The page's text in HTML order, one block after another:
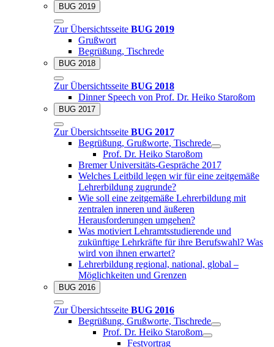
BUG 2019
Zur Übersichtsseite BUG 2019
Grußwort
Begrüßung, Tischrede
BUG 2018
Zur Übersichtsseite BUG 2018
Dinner Speech von Prof. Dr. Heiko Staroßom
BUG 2017
Zur Übersichtsseite BUG 2017
Begrüßung, Grußworte, Tischrede
Prof. Dr. Heiko Staroßom
Bremer Universitäts-Gespräche 2017
Welches Leitbild legen wir für eine zeitgemäße
Lehrerbildung zugrunde?
Wie soll eine zeitgemäße Lehrerbildung mit
zentralen inneren und äußeren
Herausforderungen umgehen?
Was motiviert Lehramtsstudierende und
zukünftige Lehrkräfte für ihre Berufswahl? Was
wird von ihnen erwartet?
Lehrerbildung regional, national, global –
Möglichkeiten und Grenzen
BUG 2016
Zur Übersichtsseite BUG 2016
Begrüßung, Grußworte, Tischrede
Prof. Dr. Heiko Staroßom
Festvortrag